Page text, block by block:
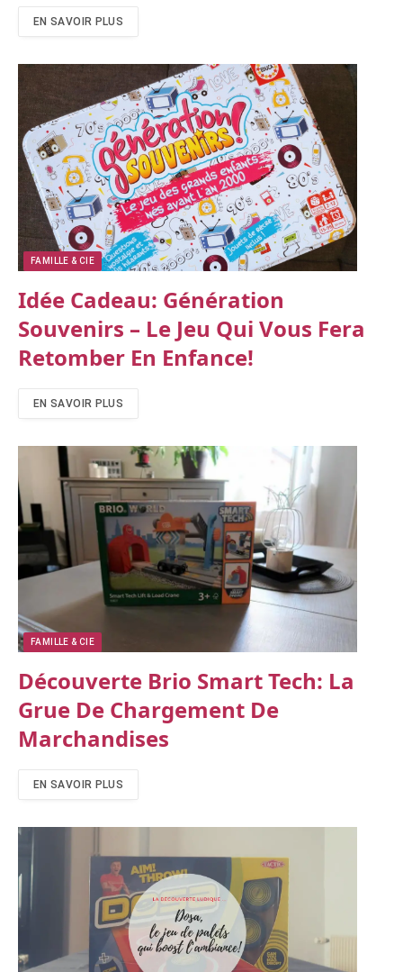
EN SAVOIR PLUS
FAMILLE & CIE
Idée Cadeau: Génération
Souvenirs – Le Jeu Qui Vous Fera
Retomber En Enfance!
EN SAVOIR PLUS
FAMILLE & CIE
Découverte Brio Smart Tech: La
Grue De Chargement De
Marchandises
EN SAVOIR PLUS